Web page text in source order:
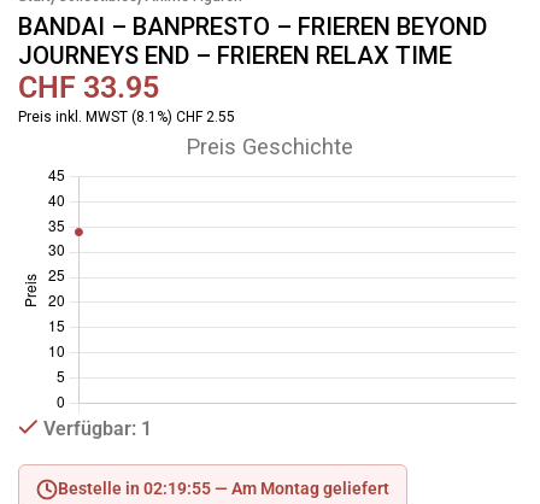
BANDAI – BANPRESTO – FRIEREN BEYOND
JOURNEYS END – FRIEREN RELAX TIME
CHF 33.95
Preis inkl. MWST (8.1%) CHF 2.55
Preis Geschichte
Verfügbar: 1
Bestelle in 02:19:54 —Am Montag geliefert